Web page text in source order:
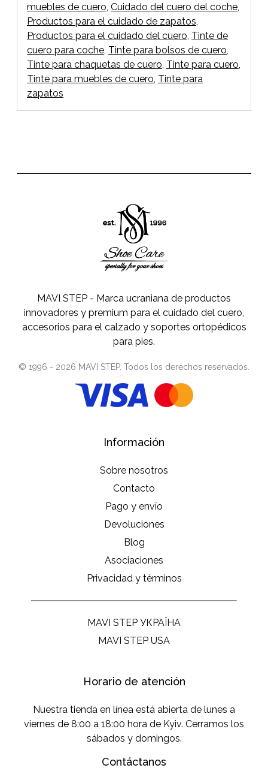
muebles de cuero Cuidado del cuero del coche
Productos para el cuidado de zapatos
Productos para el cuidado del cuero Tinte de
cuero para coche Tinte para bolsos de cuero
Tinte para chaquetas de cuero Tinte para cuero
Tinte para muebles de cuero Tinte para
zapatos
MAVI STEP - Marca ucraniana de productos
innovadores y premium para el cuidado del cuero,
accesorios para el calzado y soportes ortopédicos
para pies.
© 1996 - 2026 MAVI STEP. Todos los derechos reservados.
Información
Sobre nosotros
Contacto
Pago y envío
Devoluciones
Blog
Asociaciones
Privacidad y términos
MAVI STEP УКРАЇНА
MAVI STEP USA
Horario de atención
Nuestra tienda en línea está abierta de lunes a
viernes de 8:00 a 18:00 hora de Kyiv. Cerramos los
sábados y domingos.
Contáctanos